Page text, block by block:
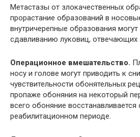
Метастазы от злокачественных
прорастание образований в
внутричерепные образования
сдавливанию луковиц, отвечающих
Операционное вмешательство.
носу и голове могут приводить к
чувствительности обонятельных
пропаже обоняния на некоторый
всего обоняние
реабилитационном периоде.